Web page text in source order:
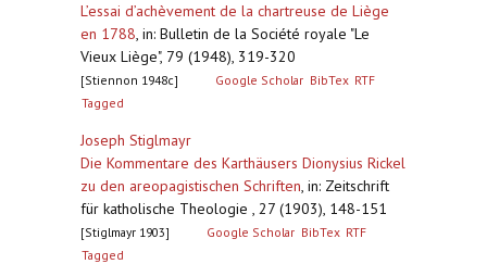
L’essai d’achèvement de la chartreuse de Liège
en 1788, in: Bulletin de la Société royale "Le
Vieux Liège", 79 (1948), 319-320
[Stiennon 1948c] Google Scholar BibTex RTF
Tagged
Joseph Stiglmayr
Die Kommentare des Karthäusers Dionysius Rickel
zu den areopagistischen Schriften, in: Zeitschrift
für katholische Theologie , 27 (1903), 148-151
[Stiglmayr 1903] Google Scholar BibTex RTF
Tagged